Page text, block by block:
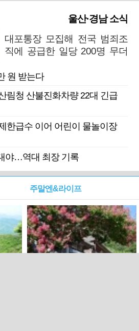
울산·경남 소식
대포통장 모집해 전국 범죄조
직에 공급한 일당 200명 무더
원 받는다
림청 산불진화차량 22대 긴급
한급수 이어 어린이 물놀이장
야…역대 최장 기록
주말엔&라이프